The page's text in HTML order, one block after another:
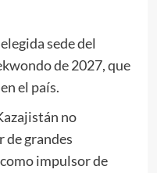
sede del
de 2027, que
el país.
no
de grandes
impulsor de